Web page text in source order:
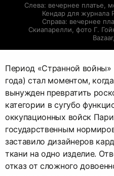
Слева: вечернее платье,
Кендар для журнала
Справа: вечернее
Скиапарелли, фото Г.
Период «Странной
года) стал моментом,
вынужден превратить
категории в сугубо
оккупационных войск
государственным
заставило дизайнеров
ткани на одно изделие.
отказ от сложного